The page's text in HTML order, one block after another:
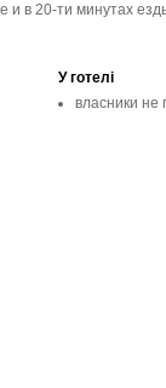
в 20-ти минутах
У готелі
власники не